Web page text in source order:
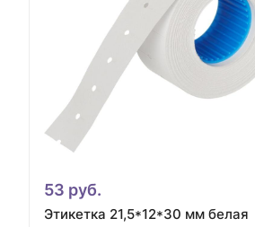
53 руб.
Этикетка 21,5*12*30 мм белая